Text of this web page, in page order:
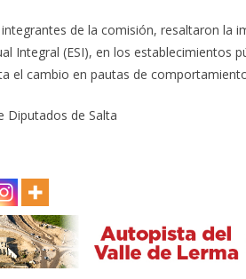
de la comisión, resaltaron la
Integral (ESI), en los establecimientos
el cambio en pautas de
Diputados de Salta